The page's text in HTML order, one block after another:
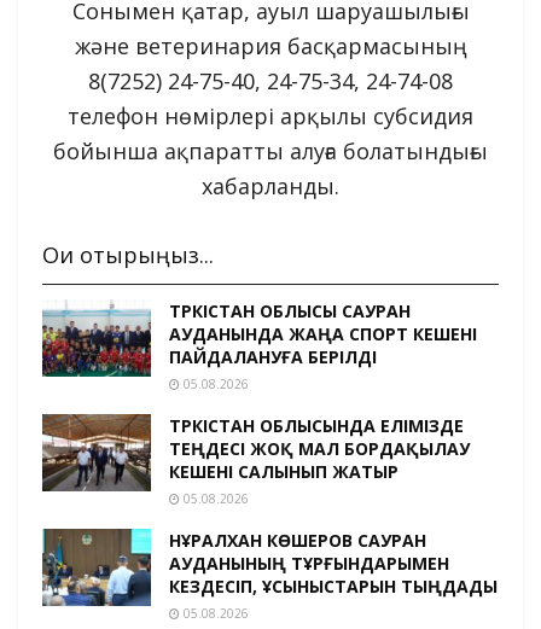
Сонымен қатар, ауыл шаруашылығы
және ветеринария басқармасының
8(7252) 24-75-40, 24-75-34, 24-74-08
телефон нөмірлері арқылы субсидия
бойынша ақпаратты алуға болатындығы
хабарланды.
Оқи отырыңыз...
ТҮРКІСТАН ОБЛЫСЫ САУРАН
АУДАНЫНДА ЖАҢА СПОРТ КЕШЕНІ
ПАЙДАЛАНУҒА БЕРІЛДІ
05.08.2026
ТҮРКІСТАН ОБЛЫСЫНДА ЕЛІМІЗДЕ
ТЕҢДЕСІ ЖОҚ МАЛ БОРДАҚЫЛАУ
КЕШЕНІ САЛЫНЫП ЖАТЫР
05.08.2026
НҰРАЛХАН КӨШЕРОВ САУРАН
АУДАНЫНЫҢ ТҰРҒЫНДАРЫМЕН
КЕЗДЕСІП, ҰСЫНЫСТАРЫН ТЫҢДАДЫ
05.08.2026